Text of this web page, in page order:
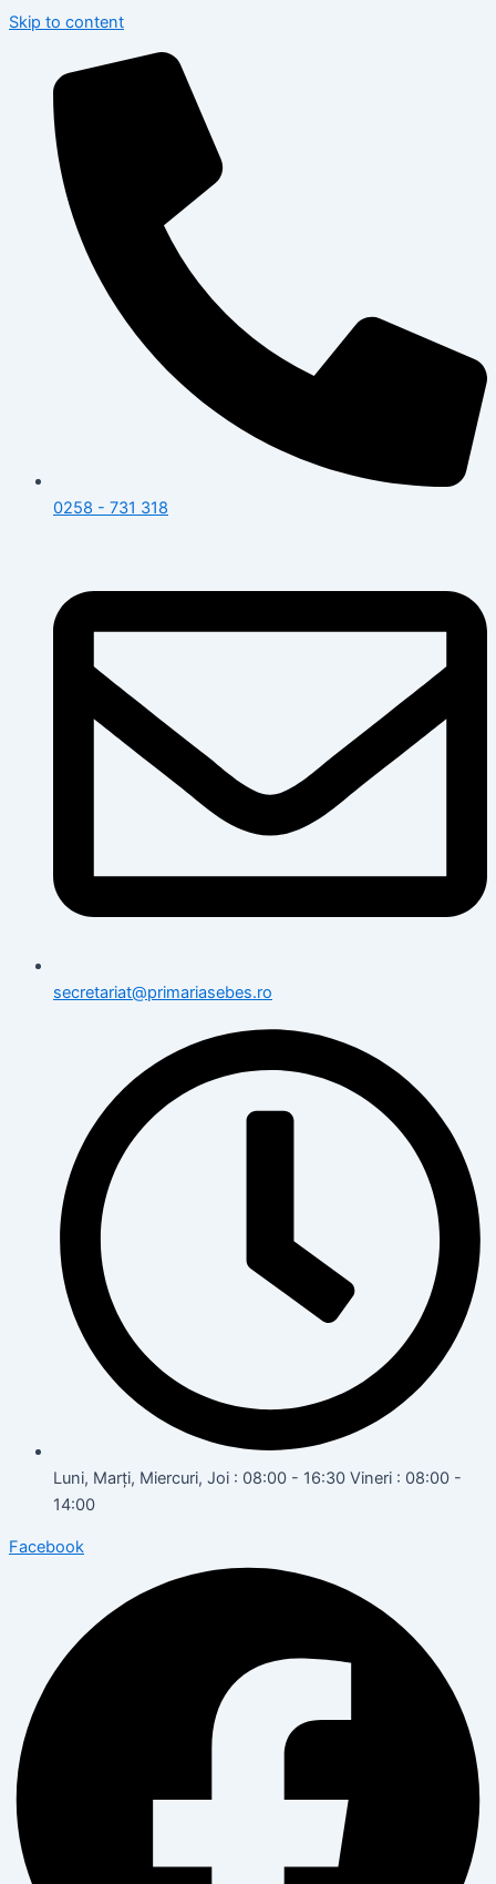
Skip to content
0258 - 731 318
secretariat@primariasebes.ro
Luni, Marți, Miercuri, Joi : 08:00 - 16:30 Vineri : 08:00 -
14:00
Facebook